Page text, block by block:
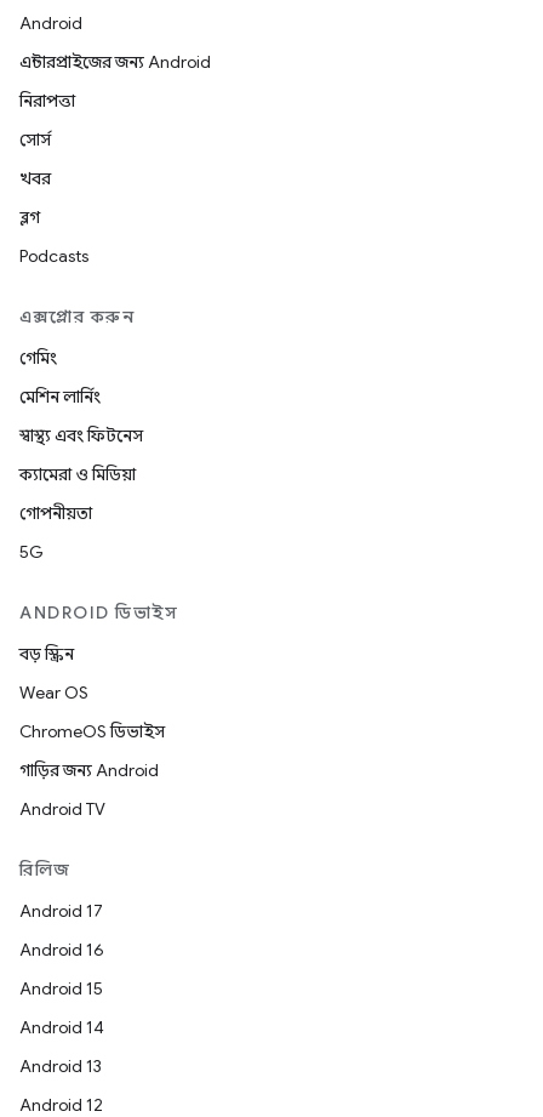
Android
এন্টারপ্রাইজের জন্য Android
নিরাপত্তা
সোর্স
খবর
ব্লগ
Podcasts
এক্সপ্লোর করুন
গেমিং
মেশিন লার্নিং
স্বাস্থ্য এবং ফিটনেস
ক্যামেরা ও মিডিয়া
গোপনীয়তা
5G
ANDROID ডিভাইস
বড় স্ক্রিন
Wear OS
ChromeOS ডিভাইস
গাড়ির জন্য Android
Android TV
রিলিজ
Android 17
Android 16
Android 15
Android 14
Android 13
Android 12